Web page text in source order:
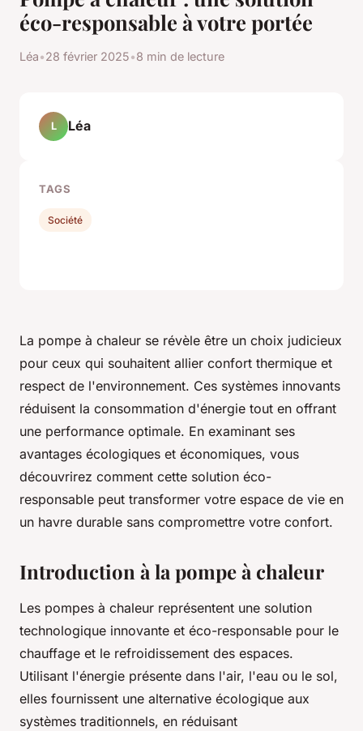
éco-responsable à votre portée
Léa•28 février 2025•8 min de lecture
La pompe à chaleur se révèle être un choix judicieux
pour ceux qui souhaitent allier confort thermique et
respect de l'environnement. Ces systèmes innovants
réduisent la consommation d'énergie tout en offrant
une performance optimale. En examinant ses
avantages écologiques et économiques, vous
découvrirez comment cette solution éco-
responsable peut transformer votre espace de vie en
un havre durable sans compromettre votre confort.
Introduction à la pompe à chaleur
Les pompes à chaleur représentent une solution
technologique innovante et éco-responsable pour le
chauffage et le refroidissement des espaces.
Utilisant l'énergie présente dans l'air, l'eau ou le sol,
elles fournissent une alternative écologique aux
systèmes traditionnels, en réduisant
L Léa
TAGS
Société